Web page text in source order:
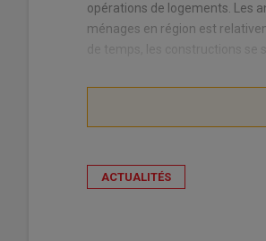
opérations de logements. Les
ménages en région est
de temps, les constructions se
ACTUALITÉS